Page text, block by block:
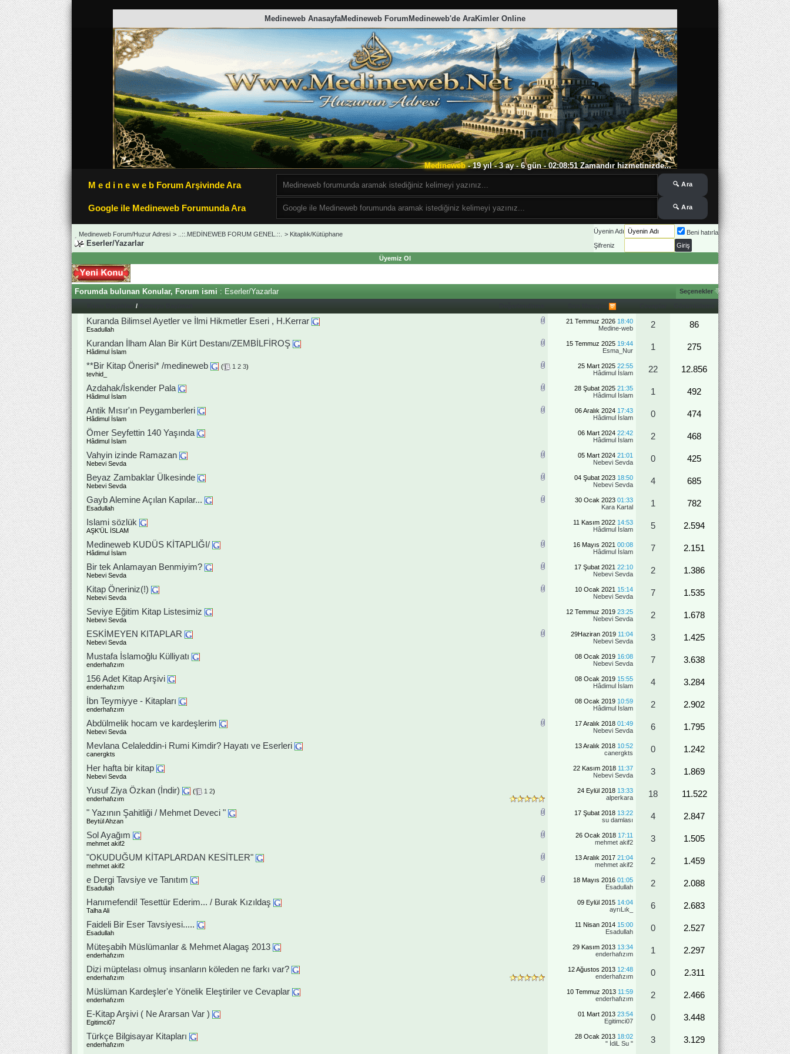
Medineweb AnasayfaMedineweb Forum Medineweb'de AraKimler Online
Medineweb- 19 yıl - 3 ay - 6 gün - 02:08:52 Zamandır hizmetinizde...
M e d i n e w e b Forum Arşivinde Ara
Google ile Medineweb Forumunda Ara
Medineweb Forum/Huzur Adresi > ..::.MEDİNEWEB FORUM GENEL.::. > Kitaplık/Kütüphane
Eserler/Yazarlar
Üyenin Adı
Beni hatırla
Şifreniz
Üyemiz Ol
Forumda bulunan Konular, Forum ismi : Eserler/Yazarlar Seçenekler
/
Kuranda Bilimsel Ayetler ve İlmi Hikmetler Eseri , H.Kerrar
Esadullah
21 Temmuz 2026 18:40
Medine-web
2
86
Kurandan İlham Alan Bir Kürt Destanı/ZEMBİLFİROŞ
Hâdimul İslam
15 Temmuz 2025 19:44
Esma_Nur
1
275
**Bir Kitap Önerisi* /medineweb
( 1 2 3)
tevhid_
25 Mart 2025 22:55
Hâdimul İslam
22
12.856
Azdahak/İskender Pala
Hâdimul İslam
28 Şubat 2025 21:35
Hâdimul İslam
1
492
Antik Mısır'ın Peygamberleri
Hâdimul İslam
06 Aralık 2024 17:43
Hâdimul İslam
0
474
Ömer Seyfettin 140 Yaşında
Hâdimul İslam
06 Mart 2024 22:42
Hâdimul İslam
2
468
Vahyin izinde Ramazan
Nebevi Sevda
05 Mart 2024 21:01
Nebevi Sevda
0
425
Beyaz Zambaklar Ülkesinde
Nebevi Sevda
04 Şubat 2023 18:50
Nebevi Sevda
4
685
Gayb Alemine Açılan Kapılar...
Esadullah
30 Ocak 2023 01:33
Kara Kartal
1
782
Islami sözlük
AŞK'ÜL İSLAM
11 Kasım 2022 14:53
Hâdimul İslam
5
2.594
Medineweb KUDÜS KİTAPLIĞI/
Hâdimul İslam
16 Mayıs 2021 00:08
Hâdimul İslam
7
2.151
Bir tek Anlamayan Benmiyim?
Nebevi Sevda
17 Şubat 2021 22:10
Nebevi Sevda
2
1.386
Kitap Öneriniz(!)
Nebevi Sevda
10 Ocak 2021 15:14
Nebevi Sevda
7
1.535
Seviye Eğitim Kitap Listesimiz
Nebevi Sevda
12 Temmuz 2019 23:25
Nebevi Sevda
2
1.678
ESKİMEYEN KITAPLAR
Nebevi Sevda
29Haziran 2019 11:04
Nebevi Sevda
3
1.425
Mustafa İslamoğlu Külliyatı
enderhafızım
08 Ocak 2019 16:08
Nebevi Sevda
7
3.638
156 Adet Kitap Arşivi
enderhafızım
08 Ocak 2019 15:55
Hâdimul İslam
4
3.284
İbn Teymiyye - Kitapları
enderhafızım
08 Ocak 2019 10:59
Hâdimul İslam
2
2.902
Abdülmelik hocam ve kardeşlerim
Nebevi Sevda
17 Aralık 2018 01:49
Nebevi Sevda
6
1.795
Mevlana Celaleddin-i Rumi Kimdir? Hayatı ve Eserleri
canergkts
13 Aralık 2018 10:52
canergkts
0
1.242
Her hafta bir kitap
Nebevi Sevda
22 Kasım 2018 11:37
Nebevi Sevda
3
1.869
Yusuf Ziya Özkan (İndir)
( 1 2)
enderhafızım
24 Eylül 2018 13:33
alperkara
18
11.522
" Yazının Şahitliği / Mehmet Deveci "
Beytül Ahzan
17 Şubat 2018 13:22
su damlası
4
2.847
Sol Ayağım
mehmet akif2
26 Ocak 2018 17:11
mehmet akif2
3
1.505
"OKUDUĞUM KİTAPLARDAN KESİTLER"
mehmet akif2
13 Aralık 2017 21:04
mehmet akif2
2
1.459
e Dergi Tavsiye ve Tanıtım
Esadullah
18 Mayıs 2016 01:05
Esadullah
2
2.088
Hanımefendi! Tesettür Ederim... / Burak Kızıldaş
Talha Ali
09 Eylül 2015 14:04
ayrıLık_
6
2.683
Faideli Bir Eser Tavsiyesi.....
Esadullah
11 Nisan 2014 15:00
Esadullah
0
2.527
Müteşabih Müslümanlar & Mehmet Alagaş 2013
enderhafızım
29 Kasım 2013 13:34
enderhafızım
1
2.297
Dizi müptelası olmuş insanların köleden ne farkı var?
enderhafızım
12 Ağustos 2013 12:48
enderhafızım
0
2.311
Müslüman Kardeşler'e Yönelik Eleştiriler ve Cevaplar
enderhafızım
10 Temmuz 2013 11:59
enderhafızım
2
2.466
E-Kitap Arşivi ( Ne Ararsan Var )
Egitimci07
01 Mart 2013 23:54
Egitimci07
0
3.448
Türkçe Bilgisayar Kitapları
enderhafızım
28 Ocak 2013 18:02
" İdiL Su "
3 3.129